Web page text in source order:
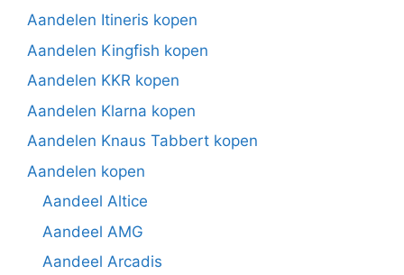
Aandelen Itineris kopen
Aandelen Kingfish kopen
Aandelen KKR kopen
Aandelen Klarna kopen
Aandelen Knaus Tabbert kopen
Aandelen kopen
Aandeel Altice
Aandeel AMG
Aandeel Arcadis